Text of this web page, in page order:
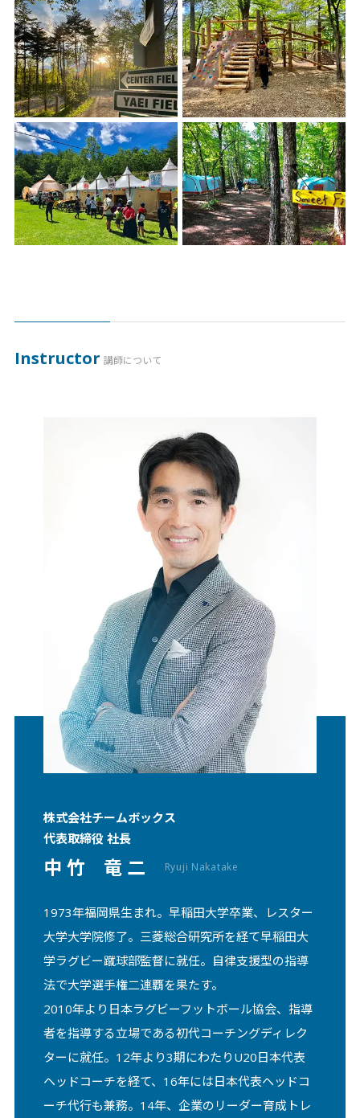
Instructor 講師について
株式会社チームボックス
代表取締役 社⻑
中 竹 竜 二 Ryuji Nakatake
1973年福岡県⽣まれ。早稲⽥⼤学卒業、レスター
⼤学⼤学院修了。三菱総合研究所を経て早稲⽥⼤
学ラグビー蹴球部監督に就任。⾃律⽀援型の指導
法で⼤学選⼿権⼆連覇を果たす。
2010年より⽇本ラグビーフットボール協会、指導
者を指導する⽴場である初代コーチングディレク
ターに就任。12年より3期にわたりU20⽇本代表
ヘッドコーチを経て、16年には⽇本代表ヘッドコ
ーチ代⾏も兼務。14年、企業のリーダー育成トレ